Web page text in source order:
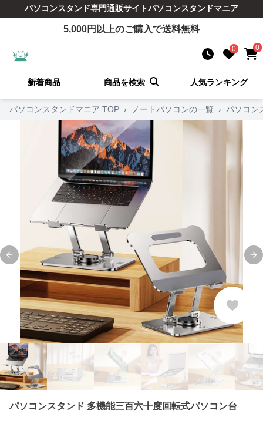
パソコンスタンド専門通販サイトパソコンスタンドマニア
5,000円以上のご購入で送料無料
0 0
新着商品 商品を検索 人気ランキング
パソコンスタンドマニア TOP › ノートパソコンの一覧 › パソコン
Previous slide
パソコンスタンド 多機能三百六十度回転式パソコン台